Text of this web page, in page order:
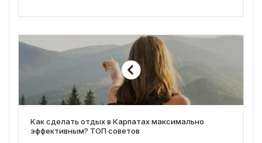
Как сделать отдых в Карпатах максимально
эффективным? ТОП советов